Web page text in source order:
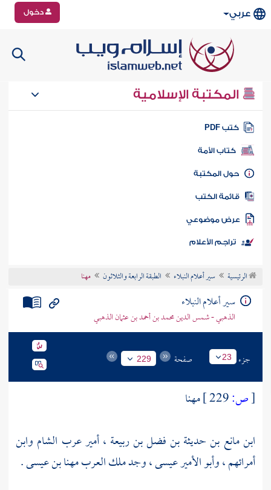
عربي دخول
المكتبة الإسلامية
كتب PDF
كتاب الأمة
المكتبة
الكتب
موضوعي
تراجم الأعلام
الرئيسية سير أعلام النبلاء الطبقة الرابعة والثلاثون مهنا
سير أعلام النبلاء
الذهبي - شمس الدين محمد بن أحمد بن عثمان الذهبي
جزء 23 صفحة 229
[ص:
مهنا
ابن مانع بن حديثة بن فضل بن ربيعة ، أمير عرب الشام وابن
أمرائهم ، وأبو الأمير عيسى ، وجد ملك العرب مهنا بن عيسى .